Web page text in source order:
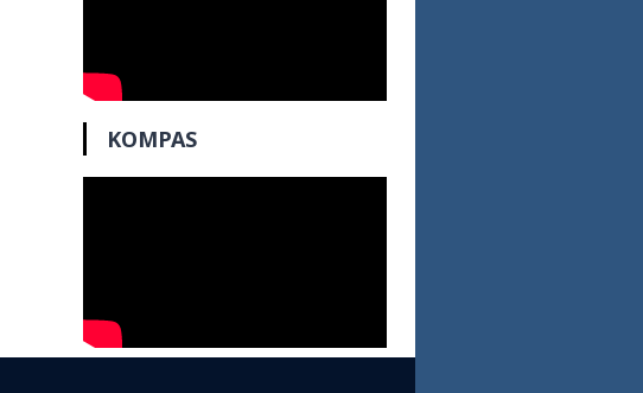
KOMPAS